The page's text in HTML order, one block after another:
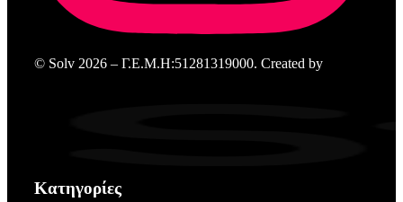
© Solv 2026 – Γ.E.M.Η:51281319000. Created by
Κατηγορίες